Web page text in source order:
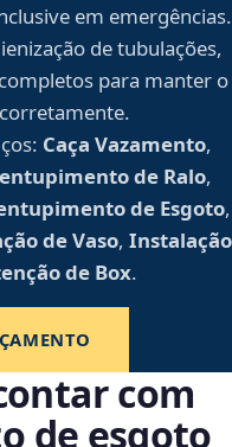
em emergências.
de tubulações,
para manter o
Caça Vazamento,
de Ralo,
de Esgoto,
de Vaso, Instalação
de Box.
com
de esgoto